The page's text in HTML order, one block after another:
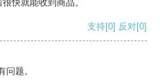
快就能收到商品。
支持[0] 反对[0]
题。